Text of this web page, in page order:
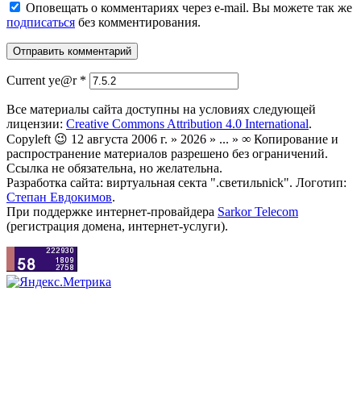
Оповещать о комментариях через e-mail. Вы можете так же
подписаться без комментирования.
Current ye@r *
Все материалы сайта доступны на условиях следующей
лицензии: Creative Commons Attribution 4.0 International.
Copyleft 😉 12 августа 2006 г. » 2026 » ... » ∞ Копирование и
распространение материалов разрешено без ограничений.
Ссылка не обязательна, но желательна.
Разработка сайта: виртуальная секта ".светильnick". Логотип:
Степан Евдокимов.
При поддержке интернет-провайдера Sarkor Telecom
(регистрация домена, интернет-услуги).